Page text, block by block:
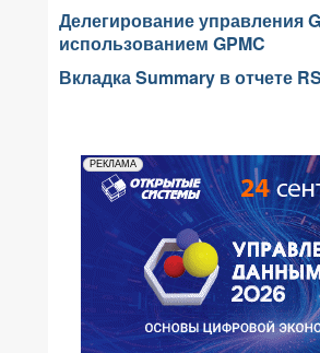
Делегирование управления
использованием GPMC
Вкладка Summary в отчете
РЕКЛАМА